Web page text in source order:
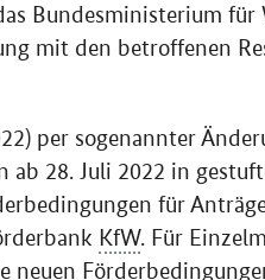
Bundesministerium
mit den betroffenen
per sogenannter
28. Juli 2022 in
für
KfW. Für
neuen